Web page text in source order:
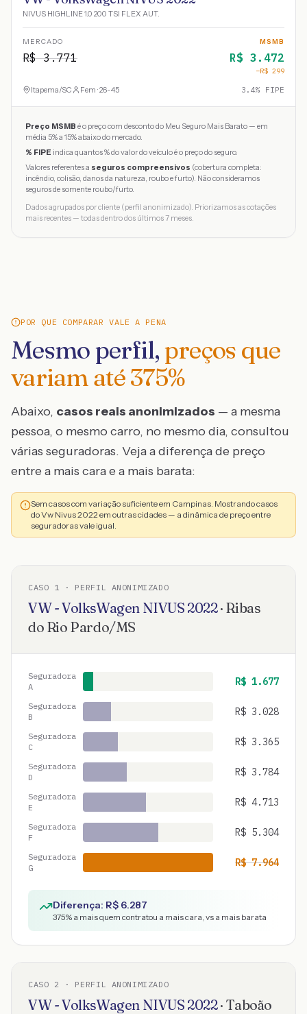
NIVUS HIGHLINE 1.0 200 TSI FLEX AUT.
MERCADO
R$3.771
MSMB
R$ 3.472
−R$ 299
Itapema/SC Fem · 26-45 3.4% FIPE
Preço MSMB é o preço com desconto do Meu Seguro Mais Barato — em
média 5% a 15% abaixo do mercado.
% FIPE indica quantos % do valor do veículo é o preço do seguro.
Valores referentes a seguros compreensivos (cobertura completa:
incêndio, colisão, danos da natureza, roubo e furto). Não consideramos
seguros de somente roubo/furto.
Dados agrupados por cliente (perfil anonimizado). Priorizamos as cotações
mais recentes — todas dentro dos últimos 7 meses.
POR QUE COMPARAR VALE A PENA
Mesmo perfil, preços que
variam até375%
Abaixo, casos reais anonimizados — a mesma
pessoa, o mesmo carro, no mesmo dia, consultou
várias seguradoras. Veja a diferença de preço
entre a mais cara e a mais barata:
Sem casos com variação suficiente em Campinas. Mostrando casos
do Vw Nivus 2022 em outras cidades — a dinâmica de preço entre
seguradoras vale igual.
CASO 1 · PERFIL ANONIMIZADO
VW - VolksWagen NIVUS 2022· Ribas
do Rio Pardo/MS
Seguradora
A
R$ 1.677
Seguradora
B
R$ 3.028
Seguradora
C
R$ 3.365
Seguradora
D
R$ 3.784
Seguradora
E
R$ 4.713
Seguradora
F
R$ 5.304
Seguradora
G
R$7.964
Diferença: R$ 6.287
375% a mais quem contratou a mais cara, vs a mais barata
CASO 2 · PERFIL ANONIMIZADO
VW - VolksWagen NIVUS 2022· Taboão